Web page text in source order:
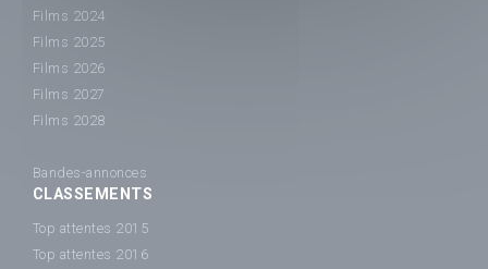
Films 2024
Films 2025
Films 2026
Films 2027
Films 2028
Bandes-annonces
CLASSEMENTS
Top attentes 2015
Top attentes 2016